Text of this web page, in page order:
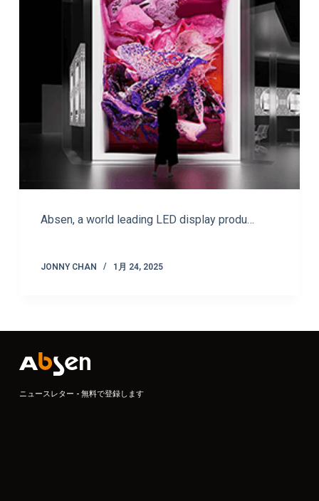
Absen, a world leading LED display produ…
JONNY CHAN 1月 24, 2025
ニュースレター - 無料で登録します